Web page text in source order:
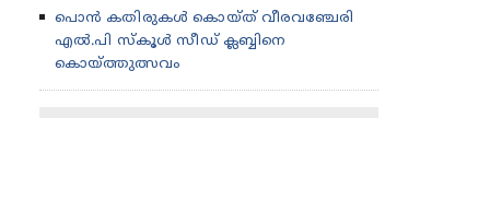
പൊൻ കതിരുകൾ കൊയ്ത് വീരവഞ്ചേരി
എൽ.പി സ്കൂൾ സീഡ് ക്ലബ്ബിനെ
കൊയ്ത്തുത്സവം